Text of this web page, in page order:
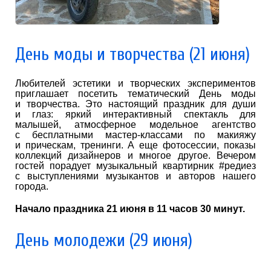
День моды и творчества (21 июня)
Любителей эстетики и творческих экспериментов
приглашает посетить тематический День моды
и творчества. Это настоящий праздник для души
и глаз: яркий интерактивный спектакль для
малышей, атмосферное модельное агентство
с бесплатными мастер-классами по макияжу
и прическам, тренинги. А еще фотосессии, показы
коллекций дизайнеров и многое другое. Вечером
гостей порадует музыкальный квартирник #редиез
с выступлениями музыкантов и авторов нашего
города.
Начало праздника 21 июня в 11 часов 30 минут.
День молодежи (29 июня)